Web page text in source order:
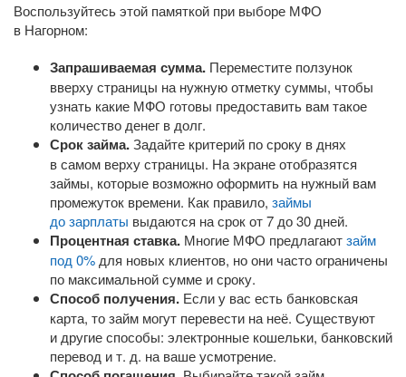
Воспользуйтесь этой памяткой при выборе МФО
в Нагорном:
Запрашиваемая сумма. Переместите ползунок
вверху страницы на нужную отметку суммы, чтобы
узнать какие МФО готовы предоставить вам такое
количество денег в долг.
Срок займа.Задайте критерий по сроку в днях
в самом верху страницы. На экране отобразятся
займы, которые возможно оформить на нужный вам
промежуток времени. Как правило, займы
до зарплаты выдаются на срок от 7 до 30 дней.
Процентная ставка. Многие МФО предлагаютзайм
под 0% для новых клиентов, но они часто ограничены
по максимальной сумме и сроку.
Способ получения. Если у вас есть банковская
карта, то займ могут перевести на неё. Существуют
и другие способы: электронные кошельки, банковский
перевод и т. д. на ваше усмотрение.